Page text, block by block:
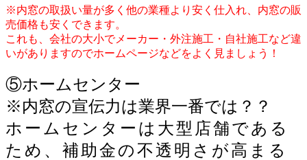
※内窓の取扱い量が多く他の業種より安く仕入れ、内窓の販
売価格も安くできます。
これも、会社の大小でメーカー・外注施工・自社施工など違
いがありますのでホームページなどをよく見ましょう！
⑤ホームセンター
※内窓の宣伝力は業界一番では？？
ホームセンターは大型店舗である
ため、補助金の不透明さが高まる